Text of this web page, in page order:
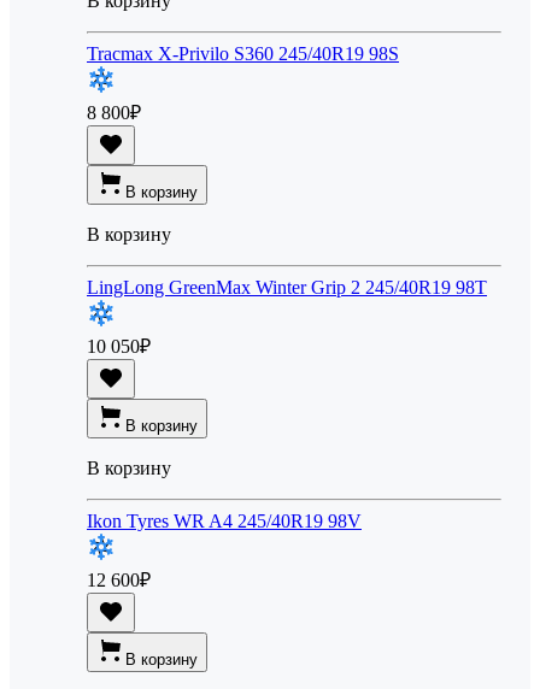
Tracmax X-Privilo S360 245/40R19 98S
8 800₽
В корзину
В корзину
LingLong GreenMax Winter Grip 2 245/40R19 98T
10 050₽
В корзину
В корзину
Ikon Tyres WR A4 245/40R19 98V
12 600₽
В корзину